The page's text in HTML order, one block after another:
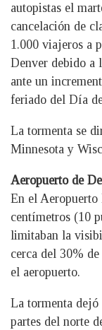
autopistas el
cancelación de
1.000 viajeros a
Denver debido a
ante un
feriado del Día
La tormenta se
Minnesota y
Aeropuerto de
En el Aeropuerto
centímetros (10
limitaban la
cerca del 30%
el aeropuerto.
La tormenta dejó
partes del norte